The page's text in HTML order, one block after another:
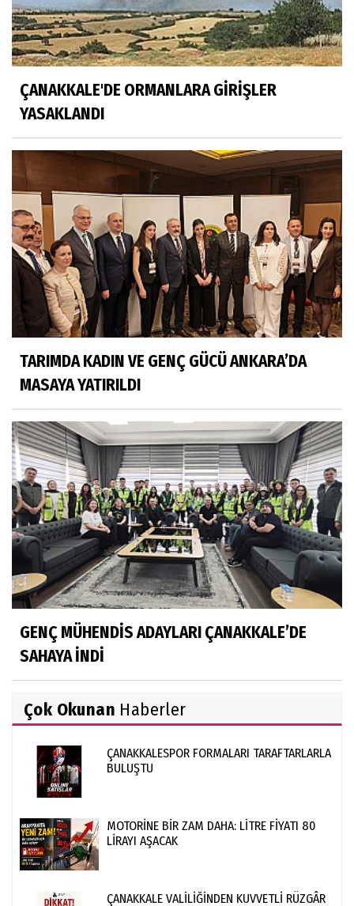
ÇANAKKALE'DE ORMANLARA GİRİŞLER
YASAKLANDI
TARIMDA KADIN VE GENÇ GÜCÜ ANKARA’DA
MASAYA YATIRILDI
GENÇ MÜHENDİS ADAYLARI ÇANAKKALE’DE
SAHAYA İNDİ
Çok Okunan Haberler
ÇANAKKALESPOR FORMALARI TARAFTARLARLA
BULUŞTU
MOTORİNE BİR ZAM DAHA: LİTRE FİYATI 80
LİRAYI AŞACAK
ÇANAKKALE VALİLİĞİNDEN KUVVETLİ RÜZGÂR